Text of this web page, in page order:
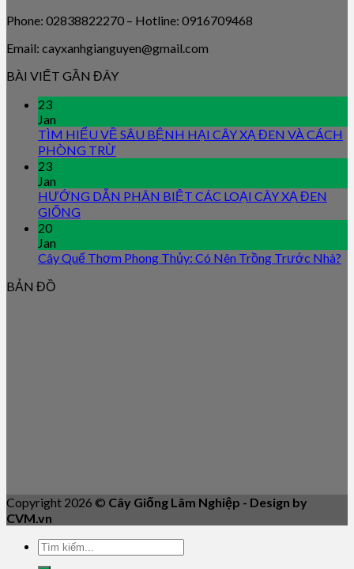
Phone: 02838822270 – Hotline: 0916709468
Email: cayxanhgianguyen@gmail.com
BÀI VIẾT GẦN ĐÂY
23
Jan
TÌM HIỂU VỀ SÂU BỆNH HẠI CÂY XẠ ĐEN VÀ CÁCH
PHÒNG TRỪ
23
Jan
HƯỚNG DẪN PHÂN BIỆT CÁC LOẠI CÂY XẠ ĐEN
GIỐNG
20
Jan
Cây Quế Thơm Phong Thủy: Có Nên Trồng Trước Nhà?
BẢN ĐỒ
Copyright 2026 © Cây Giống Lâm Nghiệp - Design by
CVM.vn